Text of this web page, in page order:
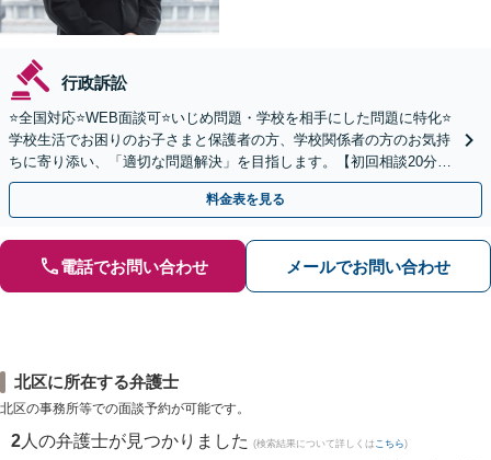
行政訴訟
⭐️全国対応⭐️WEB面談可⭐️いじめ問題・学校を相手にした問題に特化⭐️
学校生活でお困りのお子さまと保護者の方、学校関係者の方のお気持
ちに寄り添い、「適切な問題解決」を目指します。【初回相談20分無
料】
料金表を見る
電話でお問い合わせ メールでお問い合わせ
北区に所在する弁護士
北区の事務所等での面談予約が可能です。
2 人の弁護士が見つかりました (検索結果について詳しくは こちら)